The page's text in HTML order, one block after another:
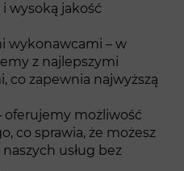
i wysoką jakość
wykonawcami – w
z najlepszymi
co zapewnia najwyższą
oferujemy możliwość
co sprawia, że możesz
usług bez